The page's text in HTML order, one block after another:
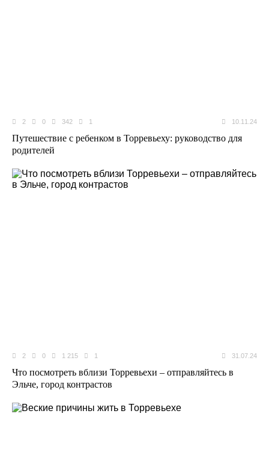
2 0 342 1 10.11.24
Путешествие с ребенком в Торревьеху: руководство для
родителей
2 0 1 215 1 31.07.24
Что посмотреть вблизи Торревьехи – отправляйтесь в
Эльче, город контрастов